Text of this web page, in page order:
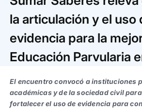
Trabaja con nosotros
Ver todo
Español| English
Ver todas
Ver todas
Ver todos
Español| English
Español English
Español English
la articulación y el uso
evidencia para la
Educación Parvularia
El encuentro convocó a instituciones
académicas y de la sociedad civil
fortalecer el uso de evidencia para